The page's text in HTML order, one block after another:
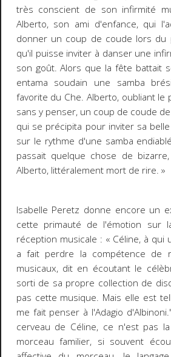
très conscient de son infirmité
Alberto, son ami d'enfance, qui
donner un coup de coude lors du
qu'il puisse inviter à danser une
son goût. Alors que la fête battait
entama soudain une samba
favorite du Che. Alberto, oubliant le
sans y penser, un coup de coude
qui se précipita pour inviter sa
sur le rythme d'une samba
passait quelque chose de
Alberto, littéralement mort de rire. »
Isabelle Peretz donne encore un
cette primauté de l'émotion sur
réception musicale : « Céline, à qui
a fait perdre la compétence de
musicaux, dit en écoutant le
sorti de sa propre collection de
pas cette musique. Mais elle est
me fait penser à l'Adagio
cerveau de Céline, ce n'est pas
morceau familier, si souvent